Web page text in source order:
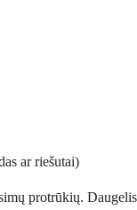
ar riešutai)
protrūkių.